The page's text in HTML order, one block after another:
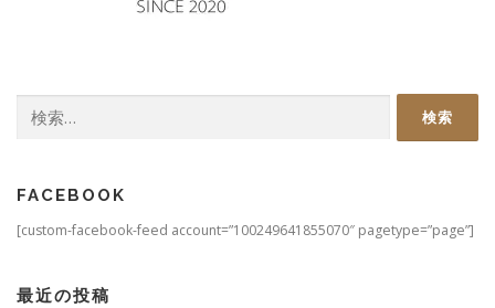
索:
FACEBOOK
[custom-facebook-feed account=”100249641855070″ pagetype=”page”]
最近の投稿